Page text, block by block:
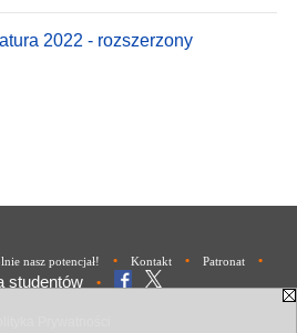
2022 - rozszerzony
nasz potencjał! • Kontakt • Patronat •
studentów •